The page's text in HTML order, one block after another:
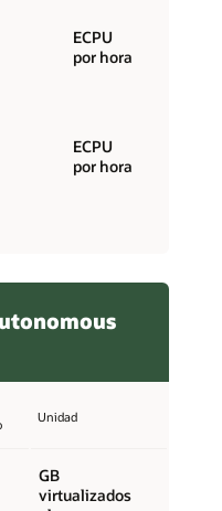
ECPU
por hora
ECPU
por hora
Unidad
GB
virtualizados